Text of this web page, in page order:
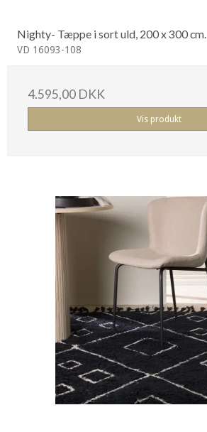
Nighty- Tæppe i sort uld, 200 x 300 cm.
VD 16093-108
4.595,00 DKK
Vis produkt